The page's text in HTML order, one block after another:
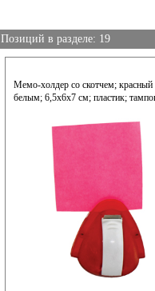
Позиций в разделе: 19
Мемо-холдер со скотчем; красный
белым; 6,5х6х7 см; пластик;